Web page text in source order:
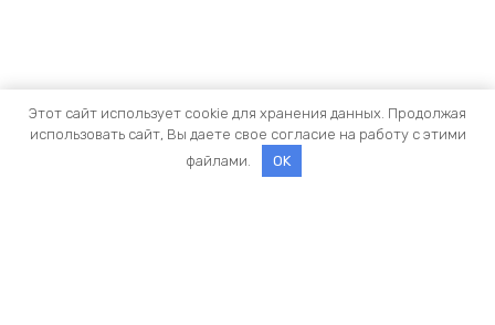
Этот сайт использует cookie для хранения данных. Продолжая
использовать сайт, Вы даете свое согласие на работу с этими
файлами.
OK